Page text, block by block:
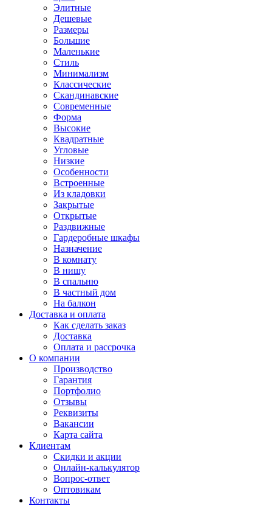
Элитные
Дешевые
Размеры
Большие
Маленькие
Стиль
Минимализм
Классические
Скандинавские
Современные
Форма
Высокие
Квадратные
Угловые
Низкие
Особенности
Встроенные
Из кладовки
Закрытые
Открытые
Раздвижные
Гардеробные шкафы
Назначение
В комнату
В нишу
В спальню
В частный дом
На балкон
Доставка и оплата
Как сделать заказ
Доставка
Оплата и рассрочка
О компании
Производство
Гарантия
Портфолио
Отзывы
Реквизиты
Вакансии
Карта сайта
Клиентам
Скидки и акции
Онлайн-калькулятор
Вопрос-ответ
Оптовикам
Контакты